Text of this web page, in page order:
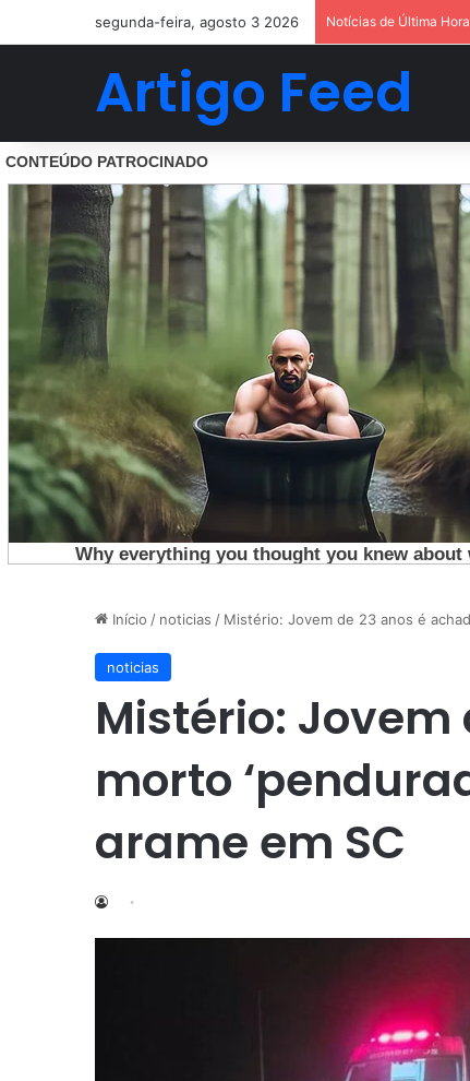
segunda-feira, agosto 3 2026 Notícias de Última Hora
Artigo Feed
Início / noticias / Mistério: Jovem de 23 anos é
noticias
Mistério: Jovem
morto
arame em SC